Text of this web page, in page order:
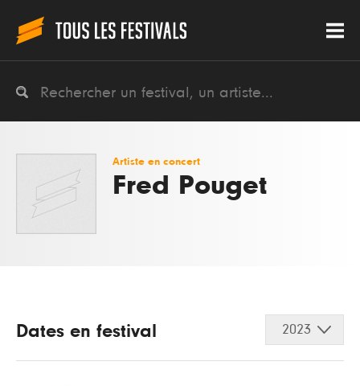
Artiste en concert
Fred Pouget
Dates en festival 2023